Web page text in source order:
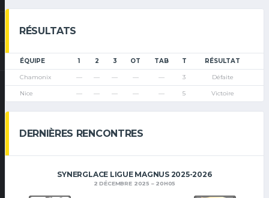
RÉSULTATS
ÉQUIPE 1 2 3 OT TAB T RÉSULTAT
Chamonix — — — — — 3 Défaite
Nice — — — — — 5 Victoire
DERNIÈRES RENCONTRES
SYNERGLACE LIGUE MAGNUS 2025-2026
2 DÉCEMBRE 2025 20H05